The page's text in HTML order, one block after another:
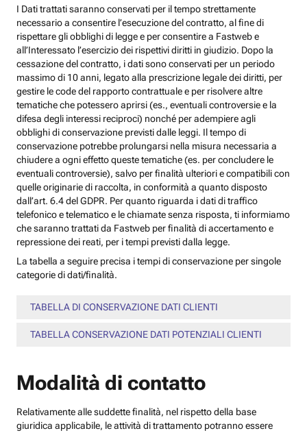
I Dati trattati saranno conservati per il tempo strettamente
necessario a consentire l’esecuzione del contratto, al fine di
rispettare gli obblighi di legge e per consentire a Fastweb e
all’Interessato l’esercizio dei rispettivi diritti in giudizio. Dopo la
cessazione del contratto, i dati sono conservati per un periodo
massimo di 10 anni, legato alla prescrizione legale dei diritti, per
gestire le code del rapporto contrattuale e per risolvere altre
tematiche che potessero aprirsi (es., eventuali controversie e la
difesa degli interessi reciproci) nonché per adempiere agli
obblighi di conservazione previsti dalle leggi. Il tempo di
conservazione potrebbe prolungarsi nella misura necessaria a
chiudere a ogni effetto queste tematiche (es. per concludere le
eventuali controversie), salvo per finalità ulteriori e compatibili con
quelle originarie di raccolta, in conformità a quanto disposto
dall’art. 6.4 del GDPR. Per quanto riguarda i dati di traffico
telefonico e telematico e le chiamate senza risposta, ti informiamo
che saranno trattati da Fastweb per finalità di accertamento e
repressione dei reati, per i tempi previsti dalla legge.
La tabella a seguire precisa i tempi di conservazione per singole
categorie di dati/finalità.
TABELLA DI CONSERVAZIONE DATI CLIENTI
TABELLA CONSERVAZIONE DATI POTENZIALI CLIENTI
Modalità di contatto
Relativamente alle suddette finalità, nel rispetto della base
giuridica applicabile, le attività di trattamento potranno essere